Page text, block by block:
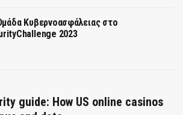
Κυβερνοασφάλειας στο
2023
guide: How US online casinos